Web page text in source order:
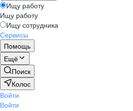
Ищу работу
Ищу работу
Ищу сотрудника
Сервисы
Помощь
Ещё
Поиск
Колос
Войти
Войти